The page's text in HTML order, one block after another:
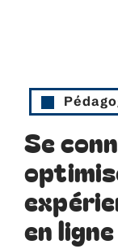
Se
en ligne